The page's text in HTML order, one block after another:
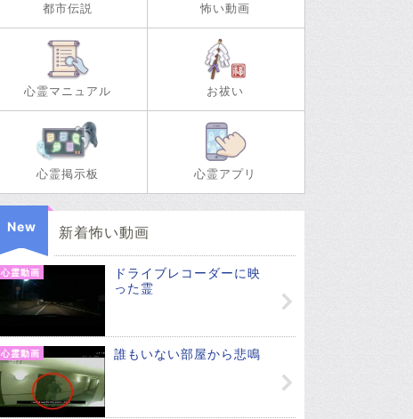
都市伝説 怖い動画
心霊マニュアル お祓い
心霊掲示板 心霊アプリ
New 新着怖い動画
心霊動画
ドライブレコーダーに映
った霊
心霊動画 誰もいない部屋から悲鳴